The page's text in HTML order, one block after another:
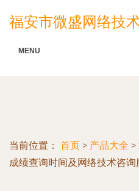
福安市微盛网络技
MENU
当前位置： 首页 > 产品大全 >
成绩查询时间及网络技术咨询